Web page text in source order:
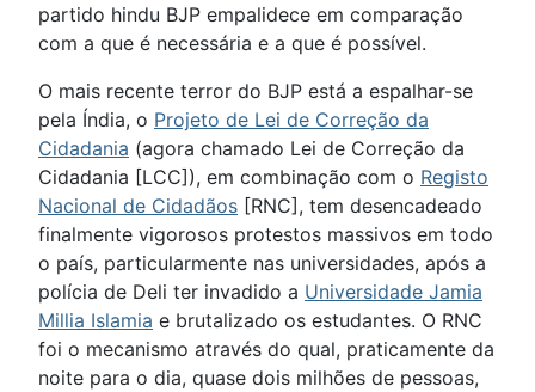
partido hindu BJP empalidece em comparação
com a que é necessária e a que é possível.
O mais recente terror do BJP está a espalhar-se
pela Índia, o Projeto de Lei de Correção da
Cidadania (agora chamado Lei de Correção da
Cidadania [LCC]), em combinação com o Registo
Nacional de Cidadãos [RNC], tem desencadeado
finalmente vigorosos protestos massivos em todo
o país, particularmente nas universidades, após a
polícia de Deli ter invadido a Universidade Jamia
Millia Islamia e brutalizado os estudantes. O RNC
foi o mecanismo através do qual, praticamente da
noite para o dia, quase dois milhões de pessoas,